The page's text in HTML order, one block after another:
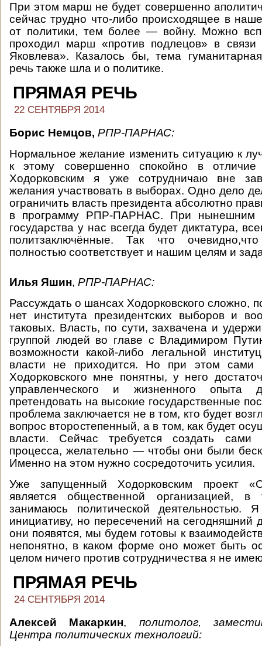
При этом марш не будет совершенно
сейчас трудно что-либо происходящее в
от политики, тем более — войну. Можно
проходил марш «против подлецов» в
Яковлева». Казалось бы, тема
речь также шла и о политике.
ПРЯМАЯ РЕЧЬ
22 СЕНТЯБРЯ 2014
Борис Немцов, РПР-ПАРНАС:
Нормальное желание изменить ситуацию к
к этому совершенно спокойно в
Ходорковским я уже сотрудничаю вне
желания участвовать в выборах. Одно дело
ограничить власть президента абсолютно
в программу РПР-ПАРНАС. При нынешним
государства у нас всегда будет диктатура,
политзаключённые. Так что
полностью соответствует и нашим целям и
Илья Яшин, РПР-ПАРНАС:
Рассуждать о шансах Ходорковского сложно,
нет института президентских выборов и
таковых. Власть, по сути, захвачена и
группой людей во главе с Владимиром
возможности какой-либо легальной
власти не приходится. Но при этом сами
Ходорковского мне понятны, у него
управленческого и жизненного опыта
претендовать на высокие государственные
проблема заключается не в том, кто будет
вопрос второстепенный, а в том, как будет
власти. Сейчас требуется создать сами
процесса, желательно — чтобы они были
Именно на этом нужно сосредоточить усилия.
Уже запущенный Ходорковским проект
является общественной организацией,
занимаюсь политической деятельностью.
инициативу, но пересечений на сегодняшний
они появятся, мы будем готовы к
непонятно, в каком форме оно может быть
целом ничего против сотрудничества я не
ПРЯМАЯ РЕЧЬ
24 СЕНТЯБРЯ 2014
Алексей Макаркин, политолог,
Центра политических технологий: